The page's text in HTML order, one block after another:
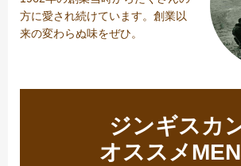
方に愛され続けています。創業以
来の変わらぬ味をぜひ。
ジンギスカ
オススメ